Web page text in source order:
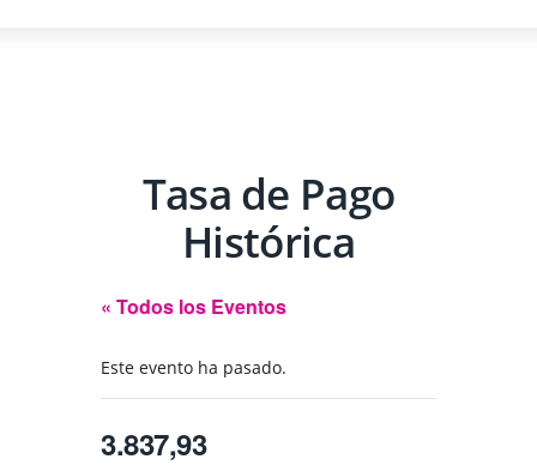
Tasa de Pago
Histórica
« Todos los Eventos
Este evento ha pasado.
3.837,93